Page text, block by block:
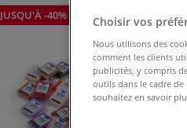
JUSQU'À-40% Choisir vos
Nous utilisons des
comment les clients
publicités, y compris
outils dans le cadre
souhaitez en savoir